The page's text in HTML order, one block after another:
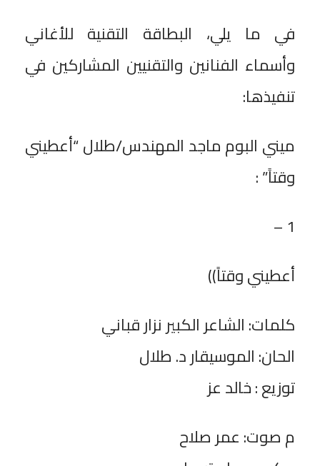
‎في ما يلي، البطاقة التقنية للأغاني
وأسماء الفنانين والتقنيين المشاركين في
تنفيذها:
‎ميني البوم ماجد المهندس/طلال “أعطيني
وقتاً” :
1 –